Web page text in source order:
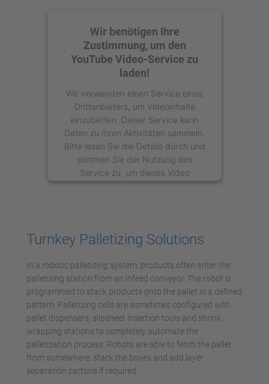
Wir benötigen Ihre
Zustimmung, um den
YouTube Video-Service zu
laden!
Wir verwenden einen Service eines
Drittanbieters, um Videoinhalte
einzubetten. Dieser Service kann
Daten zu Ihren Aktivitäten sammeln.
Bitte lesen Sie die Details durch und
stimmen Sie der Nutzung des
Service zu, um dieses Video
anzusehen.
Akzeptieren
powered by Usercentrics Consent
Management Platform
Turnkey Palletizing Solutions
In a robotic palletizing system, products often enter the
palletizing station from an infeed conveyor. The robot is
programmed to stack products onto the pallet in a defined
pattern. Palletizing cells are sometimes configured with
pallet dispensers, slipsheet insertion tools and shrink
wrapping stations to completely automate the
palletization process. Robots are able to fetch the pallet
from somewhere, stack the boxes and add layer
separation cartons if required.